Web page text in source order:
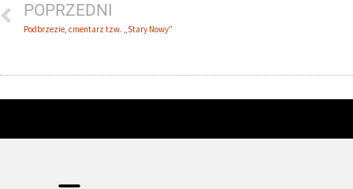
POPRZEDNI
Podbrzezie, cmentarz tzw. „Stary Nowy”